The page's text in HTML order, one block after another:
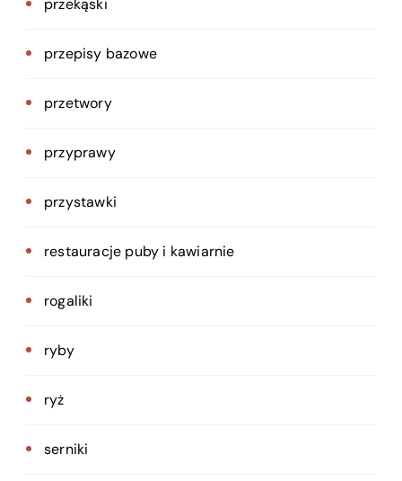
przekąski
przepisy bazowe
przetwory
przyprawy
przystawki
restauracje puby i kawiarnie
rogaliki
ryby
ryż
serniki